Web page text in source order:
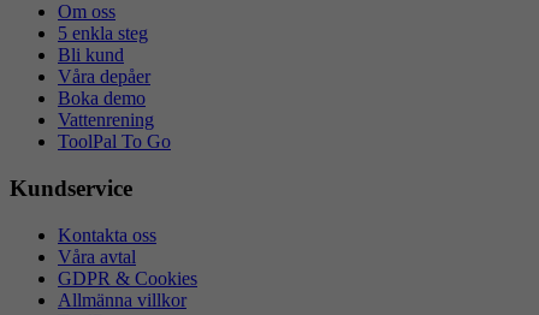
Om oss
5 enkla steg
Bli kund
Våra depåer
Boka demo
Vattenrening
ToolPal To Go
Kundservice
Kontakta oss
Våra avtal
GDPR & Cookies
Allmänna villkor